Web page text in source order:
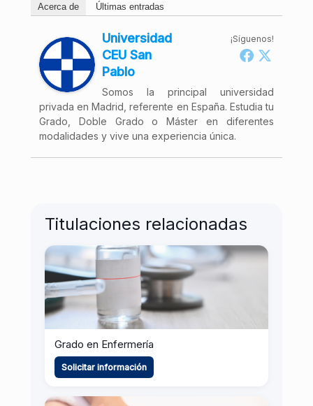
Acerca de Últimas entradas
¡Síguenos!
Universidad
CEU San
Pablo
Somos la principal universidad
privada en Madrid, referente en España. Estudia tu
Grado, Doble Grado o Máster en diferentes
modalidades y vive una experiencia única.
Titulaciones relacionadas
Grado en Enfermería
Solicitar información